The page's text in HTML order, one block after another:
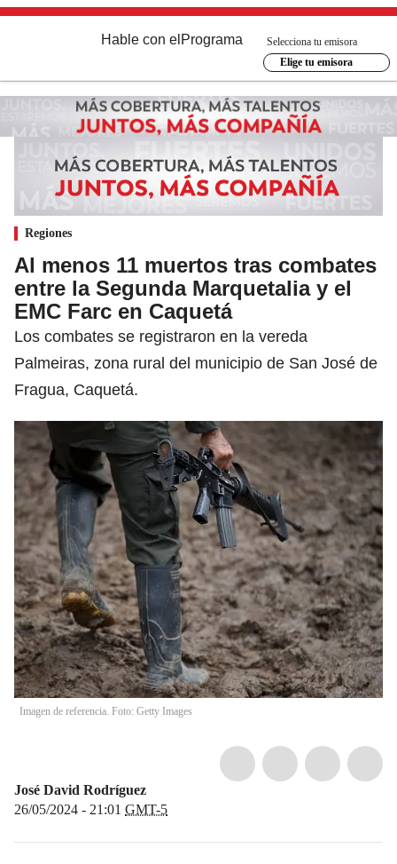
Hable con el Programa
Selecciona tu emisora
Elige tu emisora
Regiones
Al menos 11 muertos tras combates
entre la Segunda Marquetalia y el
EMC Farc en Caquetá
Los combates se registraron en la vereda
Palmeiras, zona rural del municipio de San José de
Fragua, Caquetá.
Imagen de referencia. Foto: Getty Images
José David Rodríguez
26/05/2024 - 21:01 GMT-5